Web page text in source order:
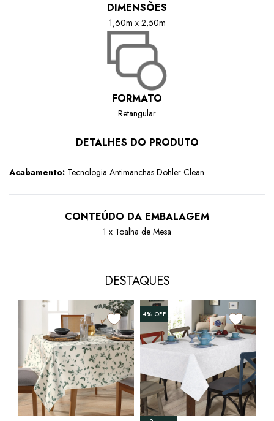
DIMENSÕES
1,60m x 2,50m
FORMATO
Retangular
DETALHES DO PRODUTO
Acabamento: Tecnologia Antimanchas Dohler Clean
CONTEÚDO DA EMBALAGEM
1 x Toalha de Mesa
DESTAQUES
4% OFF